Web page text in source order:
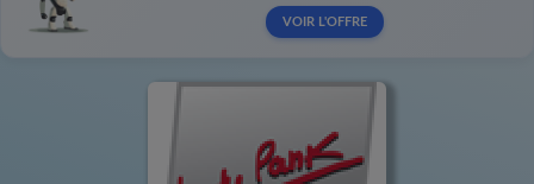
VOIR L'OFFRE